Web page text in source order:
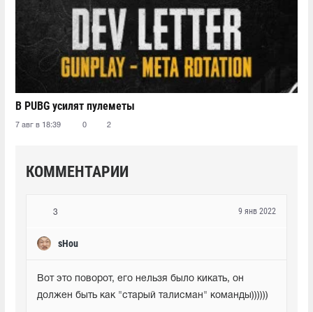
В PUBG усилят пулеметы
7 авг в 18:39 0 2
КОММЕНТАРИИ
3
sHou
9 янв 2022
Вот это поворот, его нельзя было кикать, он
должен быть как "старый талисман" команды))))))